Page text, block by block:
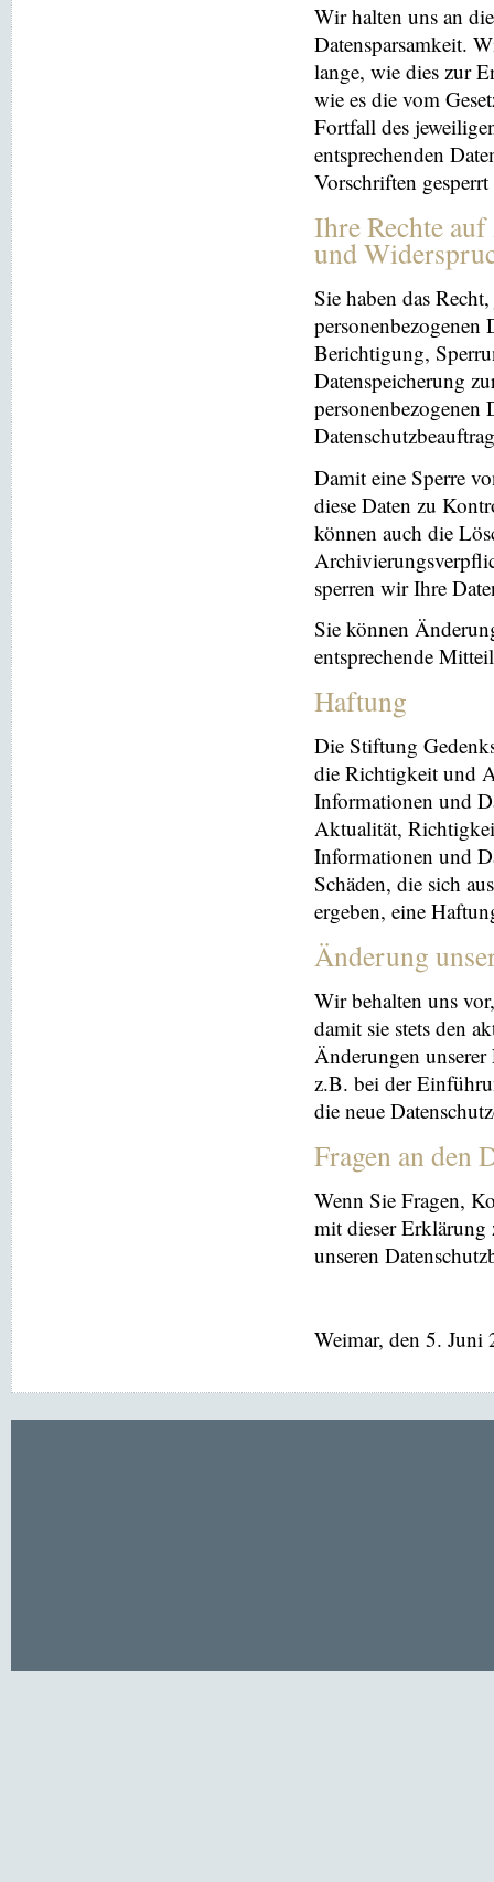
Wir halten uns an
Datensparsamkeit.
lange, wie dies zur
wie es die vom
Fortfall des
entsprechenden
Vorschriften
Ihre Rechte
und
Sie haben das
personenbezogenen
Berichtigung,
Datenspeicherung
personenbezogenen
Damit eine Sperre
diese Daten zu
können auch die
sperren wir Ihre
Sie können
entsprechende
Haftung
Die Stiftung
die Richtigkeit und
Informationen und
Aktualität,
Informationen und
Schäden, die sich
ergeben, eine
Änderung
Wir behalten uns
damit sie stets den
Änderungen
z.B. bei der
die neue
Fragen an den
Wenn Sie Fragen,
mit dieser Erklärung
unseren
Weimar, den 5. Juni